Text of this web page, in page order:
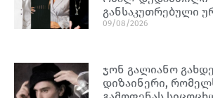
განსაკუთრებული
09/08/2026
ჯონ გალიანო
დიზაინერი,